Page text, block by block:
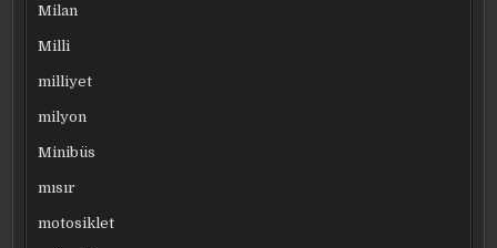
Milan
Milli
milliyet
milyon
Minibüs
mısır
motosiklet